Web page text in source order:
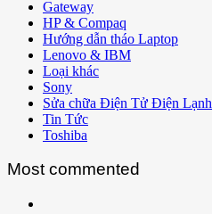
Gateway
HP & Compaq
Hướng dẫn tháo Laptop
Lenovo & IBM
Loại khác
Sony
Sửa chữa Điện Tử Điện Lạnh
Tin Tức
Toshiba
Most commented